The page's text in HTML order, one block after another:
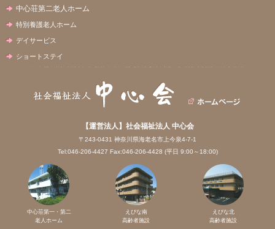
中心荘第二老人ホーム
特別養護老人ホーム
デイサービス
ショートステイ
【運営法人】社会福祉法人 中心会
〒243-0431 神奈川県海老名市上今泉4-7-1
Tel:046-206-4427 Fax:046-206-4428 (平日 9:00～18:00)
中心荘第一・第二
老人ホーム
えびな南
高齢者施設
えびな北
高齢者施設